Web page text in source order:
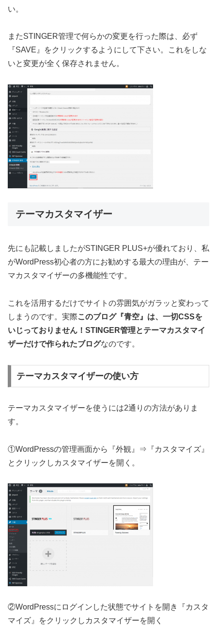
い。
またSTINGER管理で何らかの変更を行った際は、必ず
『SAVE』をクリックするようにして下さい。これをしな
いと変更が全く保存されません。
テーマカスタマイザー
先にも記載しましたがSTINGER PLUS+が優れており、私
がWordPress初心者の方にお勧めする最大の理由が、テー
マカスタマイザーの多機能性です。
これを活用するだけでサイトの雰囲気がガラッと変わって
しまうのです。実際このブログ『青空』は、一切CSSを
いじっておりません！STINGER管理とテーマカスタマイ
ザーだけで作られたブログなのです。
テーマカスタマイザーの使い方
テーマカスタマイザーを使うには2通りの方法がありま
す。
①WordPressの管理画面から『外観』⇒『カスタマイズ』
とクリックしカスタマイザーを開く。
②WordPressにログインした状態でサイトを開き『カスタ
マイズ』をクリックしカスタマイザーを開く